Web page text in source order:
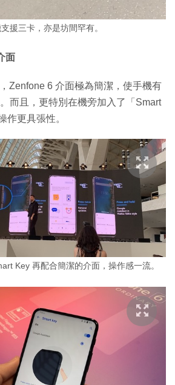
援三卡，亦是坊間罕有。
面
Zenfone 6 介面極為簡潔，使手機有
而且，更特別在機旁加入了「Smart
作更具張性。
Key 再配合簡潔的介面，操作感一流。